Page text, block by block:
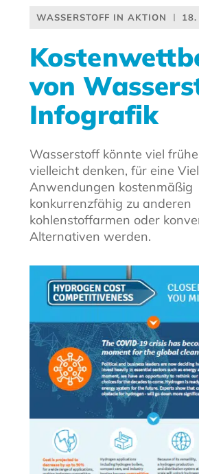
WASSERSTOFF IN AKTION
von
Infografik
Wasserstoff könnte viel
vielleicht denken, für eine
Anwendungen kostenmäßig
konkurrenzfähig zu anderen
kohlenstoffarmen oder
Alternativen werden.